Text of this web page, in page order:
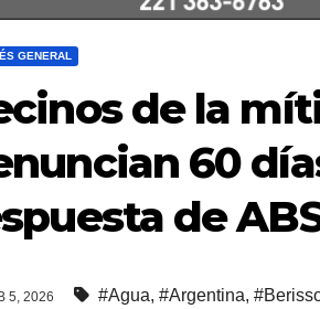
GENERAL
de la
60
de
5, 2026 #Agua, #Argentina,